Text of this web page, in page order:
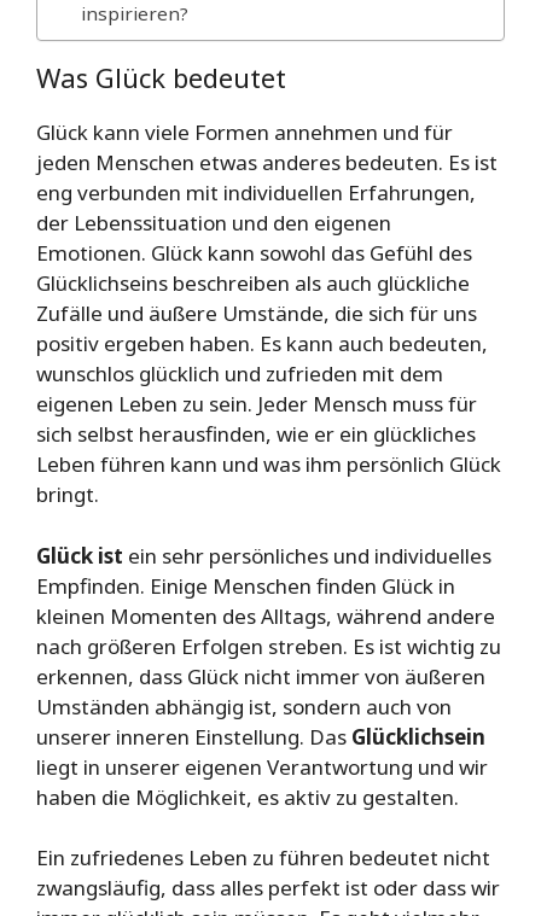
inspirieren?
Was Glück bedeutet
Glück kann viele Formen annehmen und für
jeden Menschen etwas anderes bedeuten. Es ist
eng verbunden mit individuellen Erfahrungen,
der Lebenssituation und den eigenen
Emotionen. Glück kann sowohl das Gefühl des
Glücklichseins beschreiben als auch glückliche
Zufälle und äußere Umstände, die sich für uns
positiv ergeben haben. Es kann auch bedeuten,
wunschlos glücklich und zufrieden mit dem
eigenen Leben zu sein. Jeder Mensch muss für
sich selbst herausfinden, wie er ein glückliches
Leben führen kann und was ihm persönlich Glück
bringt.
Glück ist ein sehr persönliches und individuelles
Empfinden. Einige Menschen finden Glück in
kleinen Momenten des Alltags, während andere
nach größeren Erfolgen streben. Es ist wichtig zu
erkennen, dass Glück nicht immer von äußeren
Umständen abhängig ist, sondern auch von
unserer inneren Einstellung. Das Glücklichsein
liegt in unserer eigenen Verantwortung und wir
haben die Möglichkeit, es aktiv zu gestalten.
Ein zufriedenes Leben zu führen bedeutet nicht
zwangsläufig, dass alles perfekt ist oder dass wir